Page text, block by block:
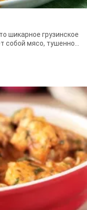
шикарное грузинское
собой мясо, тушенное